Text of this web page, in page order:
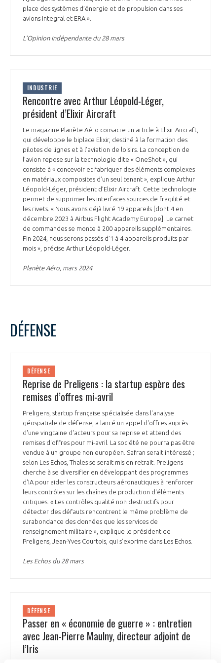
place des systèmes d’énergie et de propulsion dans ses
avions Integral et ERA ».
L’Opinion Indépendante du 28 mars
INDUSTRIE
Rencontre avec Arthur Léopold-Léger,
président d’Elixir Aircraft
Le magazine Planète Aéro consacre un article à Elixir Aircraft,
qui développe le biplace Elixir, destiné à la formation des
pilotes de lignes et à l’aviation de loisirs. La conception de
l’avion repose sur la technologie dite « OneShot », qui
consiste à « concevoir et fabriquer des éléments complexes
en matériaux composites d’un seul tenant », explique Arthur
Léopold-Léger, président d’Elixir Aircraft. Cette technologie
permet de supprimer les interfaces sources de fragilité et
les rivets. « Nous avons déjà livré 19 appareils [dont 4 en
décembre 2023 à Airbus Flight Academy Europe]. Le carnet
de commandes se monte à 200 appareils supplémentaires.
Fin 2024, nous serons passés d’1 à 4 appareils produits par
mois », précise Arthur Léopold-Léger.
Planète Aéro, mars 2024
DÉFENSE
DÉFENSE
Reprise de Preligens : la startup espère des
remises d’offres mi-avril
Preligens, startup française spécialisée dans l'analyse
géospatiale de défense, a lancé un appel d'offres auprès
d'une vingtaine d'acteurs pour sa reprise et attend des
remises d'offres pour mi-avril. La société ne pourra pas être
vendue à un groupe non européen. Safran serait intéressé ;
selon Les Echos, Thales se serait mis en retrait. Preligens
cherche à se diversifier en développant des programmes
d'IA pour aider les constructeurs aéronautiques à renforcer
leurs contrôles sur les chaînes de production d'éléments
critiques. « Les contrôles qualité non destructifs pour
détecter des défauts rencontrent le même problème de
surabondance des données que les services de
renseignement militaire », explique le président de
Preligens, Jean-Yves Courtois, qui s’exprime dans Les Echos.
Les Echos du 28 mars
DÉFENSE
Passer en « économie de guerre » : entretien
avec Jean-Pierre Maulny, directeur adjoint de
l’Iris